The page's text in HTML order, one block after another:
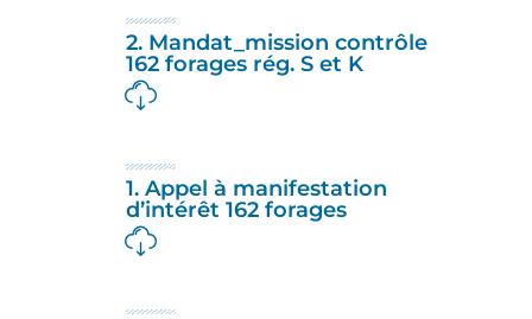
2. Mandat_mission contrôle
162 forages rég. S et K
1. Appel à manifestation
d’intérêt 162 forages